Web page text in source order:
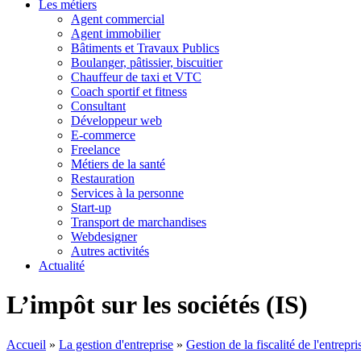
Les métiers
Agent commercial
Agent immobilier
Bâtiments et Travaux Publics
Boulanger, pâtissier, biscuitier
Chauffeur de taxi et VTC
Coach sportif et fitness
Consultant
Développeur web
E-commerce
Freelance
Métiers de la santé
Restauration
Services à la personne
Start-up
Transport de marchandises
Webdesigner
Autres activités
Actualité
L’impôt sur les sociétés (IS)
Accueil » La gestion d'entreprise » Gestion de la fiscalité de